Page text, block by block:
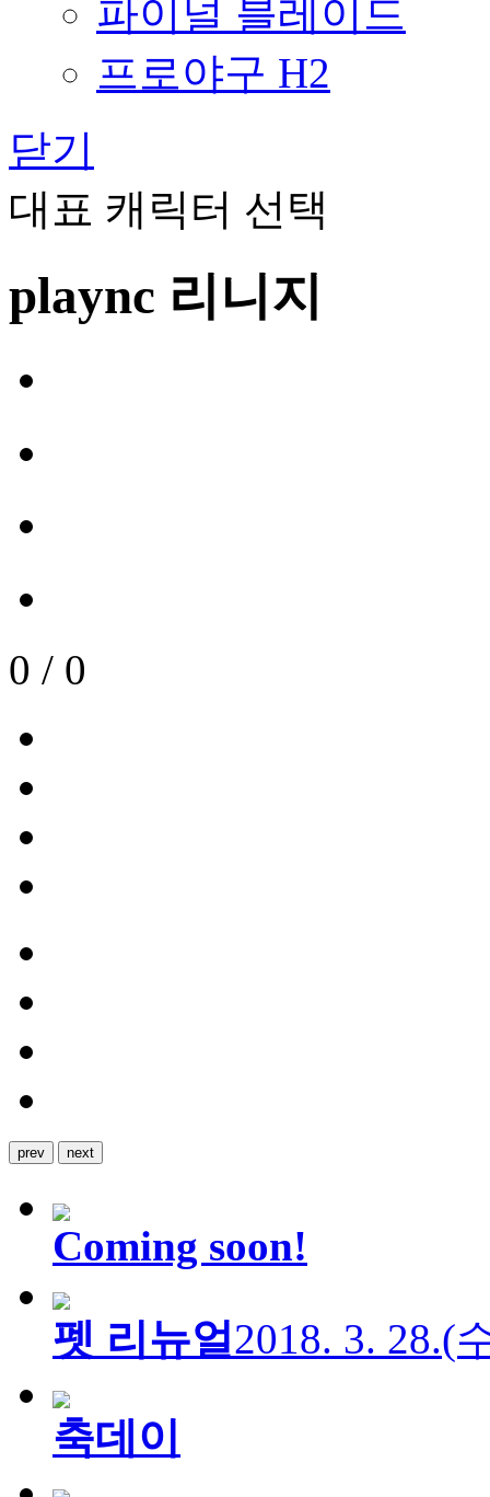
파이널 블레이드
프로야구 H2
닫기
대표 캐릭터 선택
plaync 리니지
0 / 0
prev next
Coming soon!
펫 리뉴얼2018. 3. 28.(
축데이